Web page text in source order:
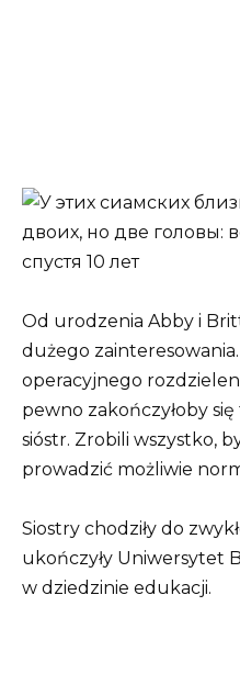
Od urodzenia Abby i
dużego
operacyjnego
pewno zakończyłoby
sióstr. Zrobili wszystko,
prowadzić możliwie
Siostry chodziły do
ukończyły Uniwersytet
w dziedzinie edukacji.